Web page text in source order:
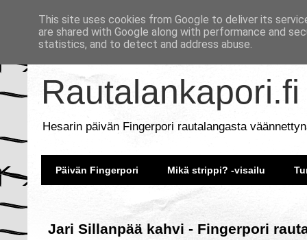
Rautalankapori.fi
Hesarin päivän Fingerpori rautalangasta
Päivän Fingerpori Mikä strippi? -visailu
Jari Sillanpää kahvi - Fingerpori
This site uses cookies from Google to deliver its
are shared with Google along with performance and
statistics, and to detect and address abuse.